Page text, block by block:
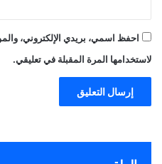
احفظ اسمي، بريدي الإلكتروني،
لاستخدامها المرة المقبلة في تعليقي.